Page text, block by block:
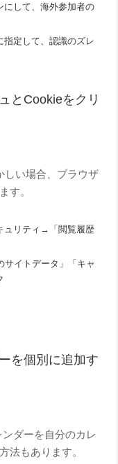
にして、海外参加者の
指定して、認識のズレ
とCookieをクリ
しい場合、ブラウザ
す。
ュリティ→「閲覧履歴
サイトデータ」「キャ
を個別に追加す
ダーを自分のカレ
法もあります。